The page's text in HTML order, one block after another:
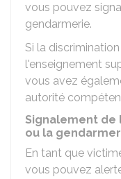
vous pouvez
gendarmerie.
Si la
l'enseignement
vous avez
autorité
Signalement de
ou la
En tant que
vous pouvez